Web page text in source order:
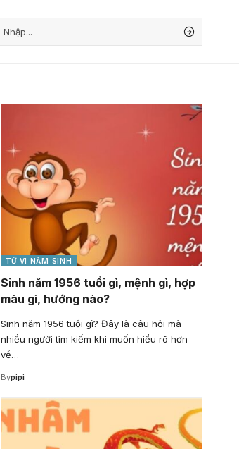
TỬ VI NĂM SINH
Sinh năm 1956 tuổi gì, mệnh gì, hợp
màu gì, hướng nào?
Sinh năm 1956 tuổi gì? Đây là câu hỏi mà
nhiều người tìm kiếm khi muốn hiểu rõ hơn
về…
Bypipi